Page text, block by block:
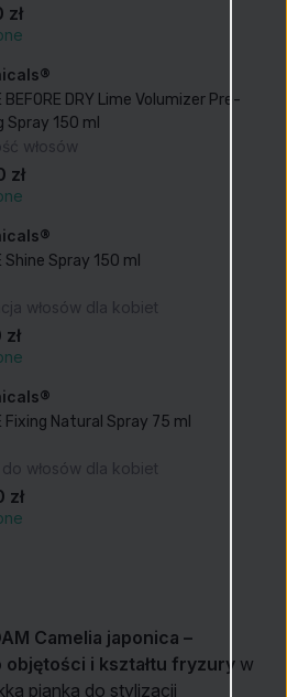
Camelia japonica –
i kształtu fryzury w
pianka do stylizacji
zł
BEFORE DRY Lime Volumizer Pre-
Spray 150 ml
włosów
zł
Shine Spray 150 ml
włosów dla kobiet
Fixing Natural Spray 75 ml
włosów dla kobiet
zł